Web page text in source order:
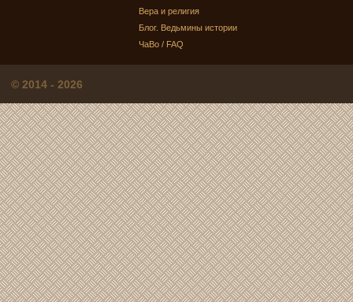
Вера и религия
Блог. Ведьмины истории
ЧаВо / FAQ
© 2014 - 2026